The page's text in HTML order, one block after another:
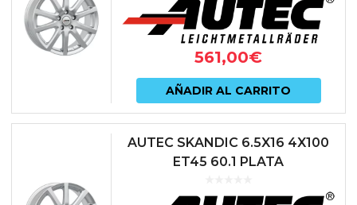
561,00€
AÑADIR AL CARRITO
AUTEC SKANDIC 6.5X16 4X100
ET45 60.1 PLATA